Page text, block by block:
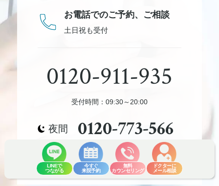
LINEで
つながる
今すぐ
来院予約
無料
カウンセリング
ドクターに
メール相談
お電話でのご予約、 ご相談
土日祝も受付
0120-911-935
受付時間：09:30～20:00
夜間 0120-773-566
受付時間：
20:00-23:00/新規予約のみ